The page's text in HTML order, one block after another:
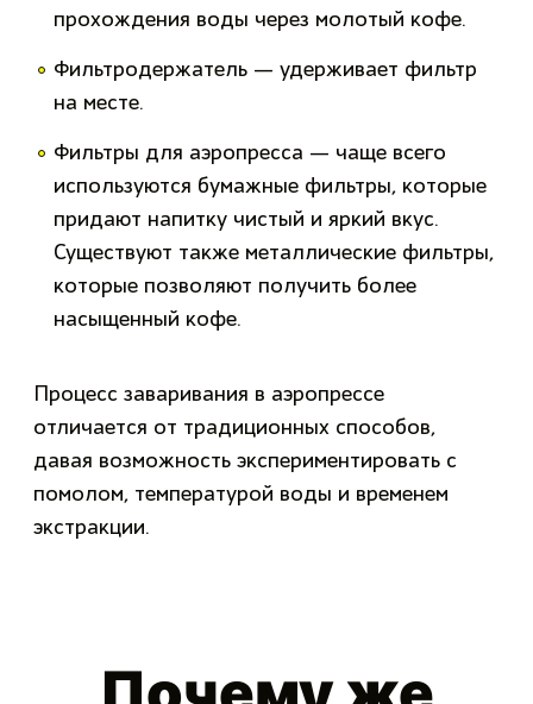
прохождения воды через молотый кофе.
Фильтродержатель — удерживает фильтр
на месте.
Фильтры для аэропресса — чаще всего
используются бумажные фильтры, которые
придают напитку чистый и яркий вкус.
Существуют также металлические фильтры,
которые позволяют получить более
насыщенный кофе.
Процесс заваривания в аэропрессе
отличается от традиционных способов,
давая возможность экспериментировать с
помолом, температурой воды и временем
экстракции.